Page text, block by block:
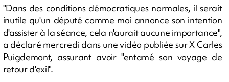
"Dans des conditions démocratiques normales, il serait
inutile qu'un député comme moi annonce son intention
d'assister à la séance, cela n'aurait aucune importance",
a déclaré mercredi dans une vidéo publiée sur X Carles
Puigdemont, assurant avoir "entamé son voyage de
retour d'exil".